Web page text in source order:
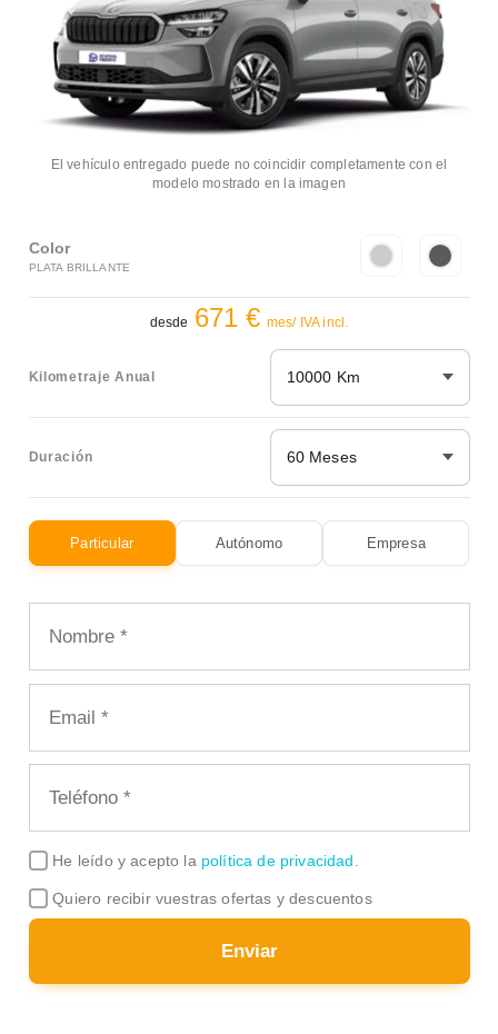
El vehículo entregado puede no coincidir completamente con el
modelo mostrado en la imagen
Color
PLATA BRILLANTE
desde 671 € mes/ IVA incl.
Kilometraje Anual 10000 Km
Duración 60 Meses
Particular Autónomo Empresa
He leído y acepto la política de privacidad.
Quiero recibir vuestras ofertas y descuentos
Enviar